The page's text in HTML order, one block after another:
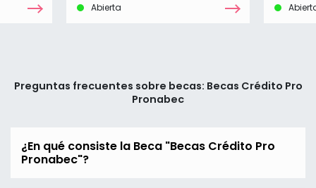
Abierta
Preguntas frecuentes sobre becas: Becas Crédito Pro
Pronabec
¿En qué consiste la Beca "Becas Crédito Pro
Pronabec"?